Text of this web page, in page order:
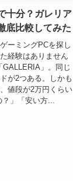
十分？ガレリア
底比較してみた
ーミングPCを探し
経験はありません
」。同じ
が2つある。しかも
値段が2万円くらい
」「安い方...